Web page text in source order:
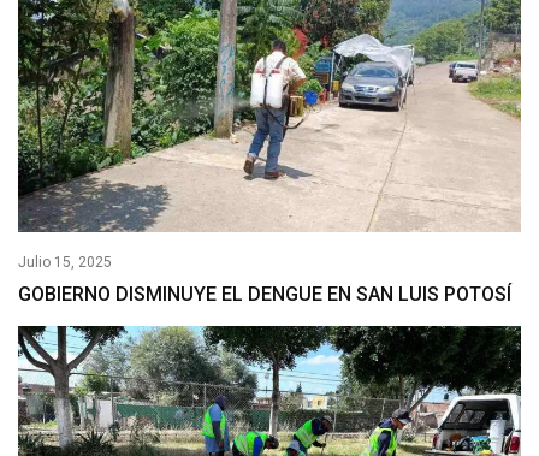
Julio 15, 2025
GOBIERNO DISMINUYE EL DENGUE EN SAN LUIS POTOSÍ